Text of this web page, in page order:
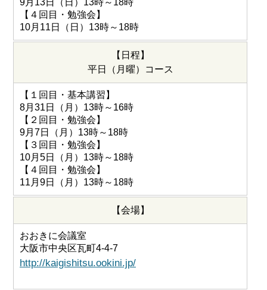
9月13日（日）13時～18時
【４回目・勉強会】
10月11日（日）13時～18時
【日程】
平日（月曜）コース
【１回目・基本講習】
8月31日（月）13時～16時
【２回目・勉強会】
9月7日（月）13時～18時
【３回目・勉強会】
10月5日（月）13時～18時
【４回目・勉強会】
11月9日（月）13時～18時
【会場】
おおきに会議室
大阪市中央区瓦町4-4-7
http://kaigishitsu.ookini.jp/